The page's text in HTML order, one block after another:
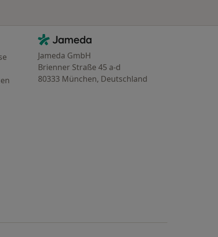
Kontakt
Jameda - Startseite
Jameda GmbH
Brienner Straße 45 a-d
80333 München, Deutschland